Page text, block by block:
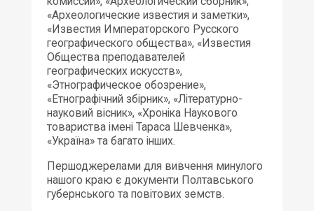
«Археологические известия и заметки»,
«Известия Императорского Русского
географического общества», «Известия
Общества преподавателей
географических искусств»,
«Этнографическое обозрение»,
«Етнографічний збірник», «Літературно-
науковий вісник», «Хроніка Наукового
товариства імені Тараса Шевченка»,
«Україна» та багато інших.
Першоджерелами для вивчення минулого
нашого краю є документи Полтавського
губернського та повітових земств.